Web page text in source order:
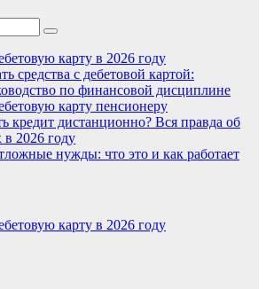
карту в 2026 году
средства с дебетовой картой:
по финансовой дисциплине
карту пенсионеру
кредит дистанционно? Вся правда об
в 2026 году
нужды: что это и как работает
карту в 2026 году